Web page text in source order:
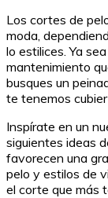
Los cortes de
moda,
lo estilices. Ya
mantenimiento
busques un
te tenemos
Inspírate en un
siguientes ideas
favorecen una
pelo y estilos de
el corte que más